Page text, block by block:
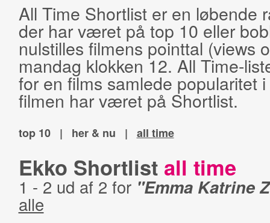
All Time Shortlist er en løbende
der har været på top 10 eller
nulstilles filmens pointtal (views
mandag klokken 12. All Time-
for en films samlede popularitet
filmen har været på Shortlist.
top 10 | her & nu | all time
Ekko Shortlist all time
1 - 2 ud af 2 for "Emma Katrine
alle